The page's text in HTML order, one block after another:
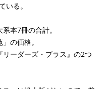
いる。
本7冊の合計。
の価格。
リーダーズ・プラス』の2つ